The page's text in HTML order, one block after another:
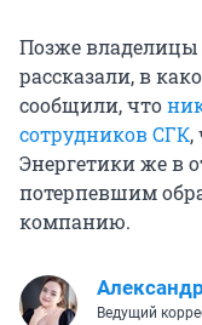
Позже
рассказали, в
сообщили, что
сотрудников СГК,
Энергетики же в
потерпевшим
компанию.
Ведущий